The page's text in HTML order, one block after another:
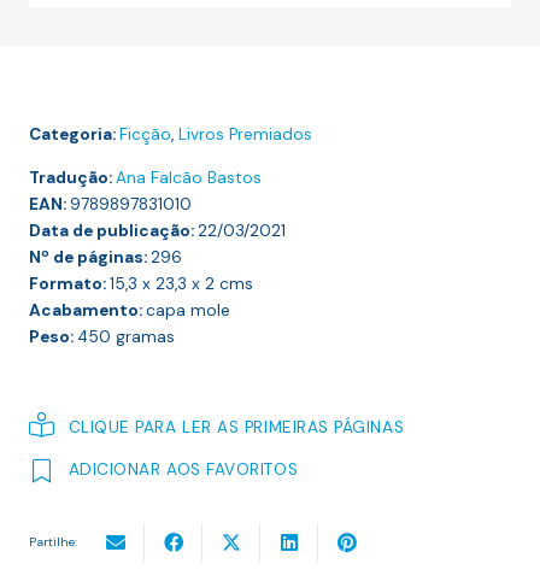
Categoria:Ficção, Livros Premiados
Tradução:Ana Falcão Bastos
EAN:9789897831010
Data de publicação:22/03/2021
Nº de páginas:296
Formato:15,3 x 23,3 x 2 cms
Acabamento:capa mole
Peso: 450 gramas
CLIQUE PARA LER AS PRIMEIRAS PÁGINAS
ADICIONAR AOS FAVORITOS
Partilhe: